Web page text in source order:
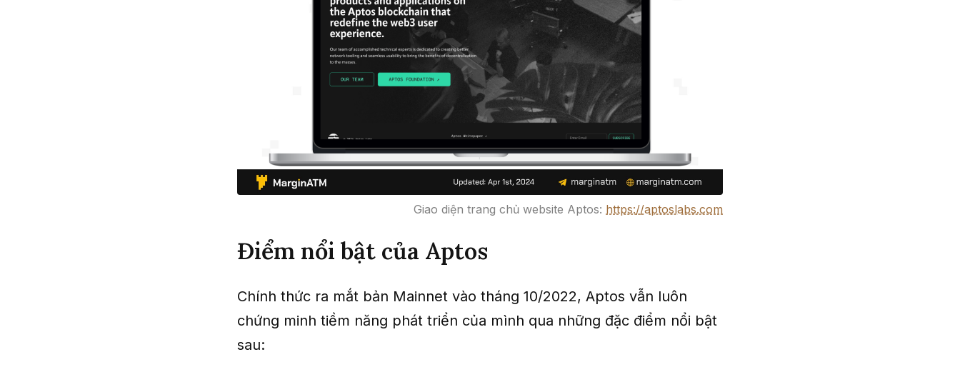
Giao diện trang chủ website Aptos: https://aptoslabs.com
Điểm nổi bật của Aptos
Chính thức ra mắt bản Mainnet vào tháng 10/2022, Aptos vẫn luôn
chứng minh tiềm năng phát triển của mình qua những đặc điểm nổi bật
sau: